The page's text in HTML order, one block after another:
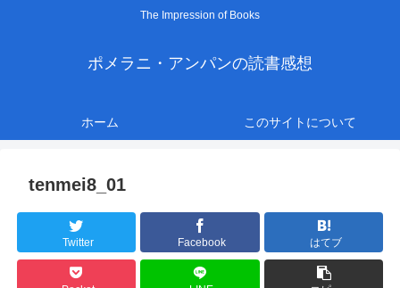
The Impression of Books
ポメラニ・アンパンの読書感想
ホーム このサイトについて
tenmei8_01
Twitter Facebook はてブ